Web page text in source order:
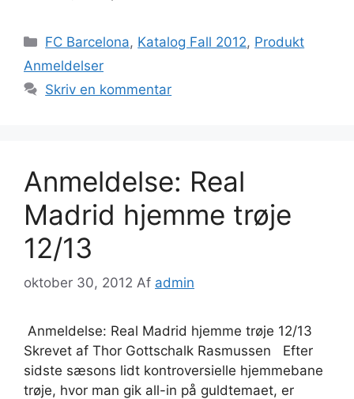
Kategorier
FC Barcelona, Katalog Fall 2012, Produkt
Anmeldelser
Skriv en kommentar
Anmeldelse: Real
Madrid hjemme trøje
12/13
oktober 30, 2012 Af admin
Anmeldelse: Real Madrid hjemme trøje 12/13
Skrevet af Thor Gottschalk Rasmussen Efter
sidste sæsons lidt kontroversielle hjemmebane
trøje, hvor man gik all-in på guldtemaet, er